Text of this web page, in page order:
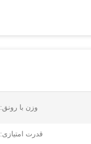
وزن با رونق:
قدرت امتیازی: